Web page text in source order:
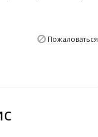
Пожаловаться